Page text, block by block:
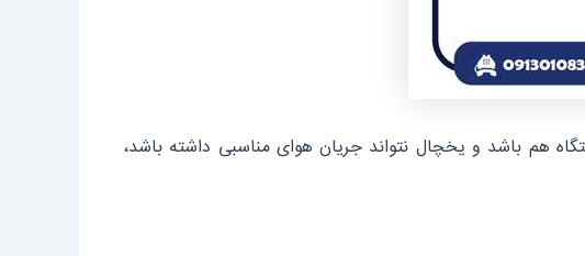
هم باشد و یخچال نتواند جریان هوای مناسبی داشته باشد،